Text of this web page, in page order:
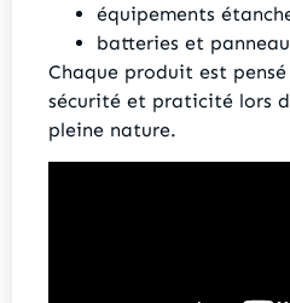
équipements
batteries et
Chaque produit est
sécurité et praticité lors
pleine nature.